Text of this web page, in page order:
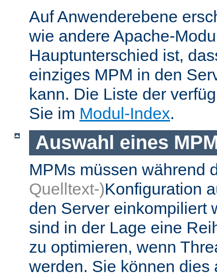
Auf Anwenderebene
wie andere Apache-
Hauptunterschied ist,
einziges MPM in den
kann. Die Liste der
Sie im Modul-Index.
Auswahl eines
MPMs müssen während
Quelltext-)Konfiguration
den Server einkompiliert
sind in der Lage eine
zu optimieren, wenn
werden. Sie können dies